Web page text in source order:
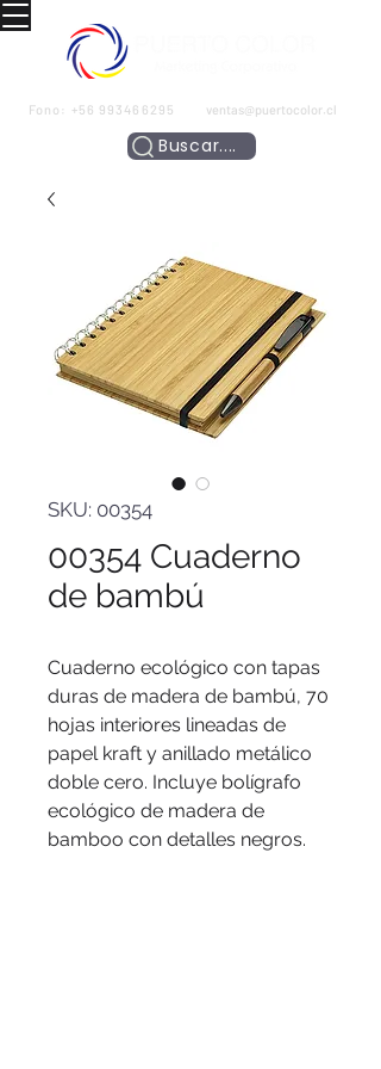
Fono: +56 993466295 ventas@puertocolor.cl
Buscar....
SKU: 00354
00354 Cuaderno
de bambú
Cuaderno ecológico con tapas
duras de madera de bambú, 70
hojas interiores lineadas de
papel kraft y anillado metálico
doble cero. Incluye bolígrafo
ecológico de madera de
bamboo con detalles negros.